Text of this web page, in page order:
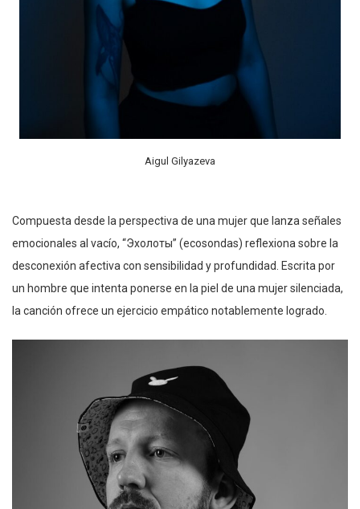
Aigul Gilyazeva
Compuesta desde la perspectiva de una mujer que lanza señales
emocionales al vacío, “Эхолоты” (ecosondas) reflexiona sobre la
desconexión afectiva con sensibilidad y profundidad. Escrita por
un hombre que intenta ponerse en la piel de una mujer silenciada,
la canción ofrece un ejercicio empático notablemente logrado.